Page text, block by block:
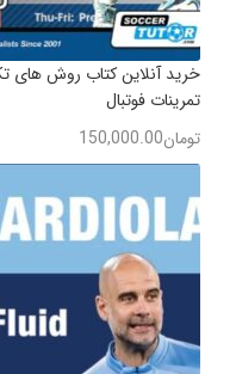
خرید آنلاین کتاب روش های
تمرینات فوتبال
تومان150,000.00